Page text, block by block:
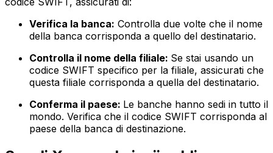
Verifica la banca: Controlla due volte che il nome
della banca corrisponda a quello del destinatario.
Controlla il nome della filiale: Se stai usando un
codice SWIFT specifico per la filiale, assicurati che
questa filiale corrisponda a quella del destinatario.
Conferma il paese: Le banche hanno sedi in tutto il
mondo. Verifica che il codice SWIFT corrisponda al
paese della banca di destinazione.